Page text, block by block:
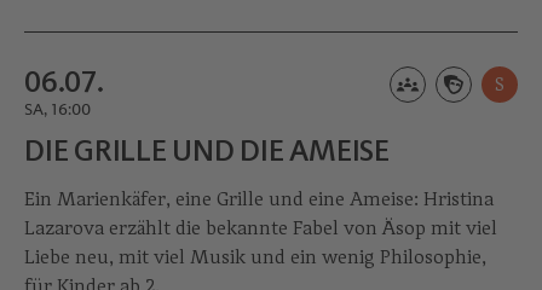
06.07.
SA, 16:00
S
DIE GRILLE UND DIE AMEISE
Ein Marienkäfer, eine Grille und eine Ameise: Hristina
Lazarova erzählt die bekannte Fabel von Äsop mit viel
Liebe neu, mit viel Musik und ein wenig Philosophie,